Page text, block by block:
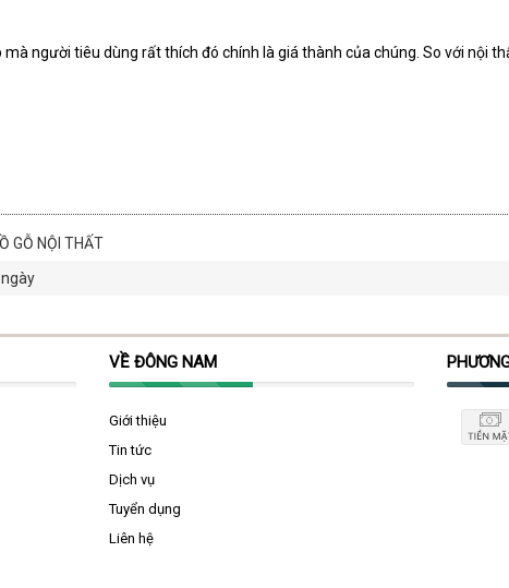
người tiêu dùng rất thích đó chính là giá thành của chúng. So với
GỖ NỘI THẤT
VỀ ĐÔNG NAM
Giới thiệu
Tin tức
Dịch vụ
Tuyển dụng
Liên hệ